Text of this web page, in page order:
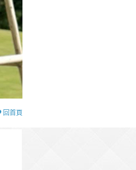
回首頁